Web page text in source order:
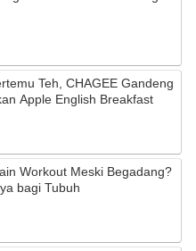
Teh, CHAGEE Gandeng
Apple English Breakfast
Workout Meski Begadang?
bagi Tubuh